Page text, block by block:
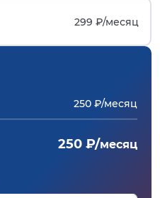
299 ₽/месяц
250 ₽/месяц
250 ₽/месяц